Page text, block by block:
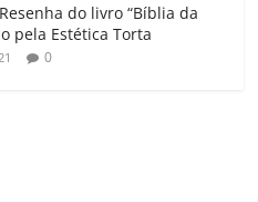
do livro “Bíblia da
pela Estética Torta
0